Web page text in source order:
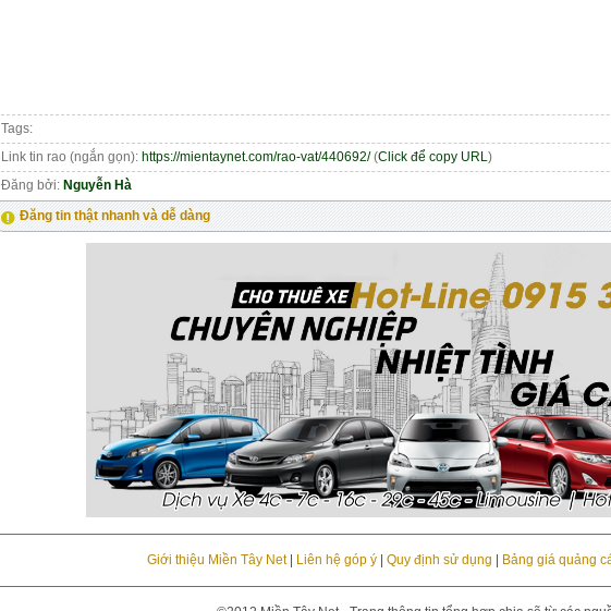
Tags:
Link tin rao (ngắn gọn): https://mientaynet.com/rao-vat/440692/(Click để copy URL)
Đăng bởi: Nguyễn Hà
Đăng tin thật nhanh và dễ dàng
Giới thiệu Miền Tây Net| Liên hệ góp ý| Quy định sử dụng | Bảng giá quảng